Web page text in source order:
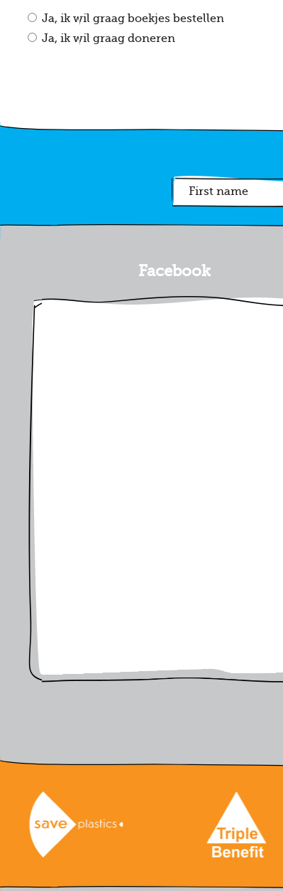
Ja, ik wil graag boekjes bestellen
Ja, ik wil graag doneren
Facebook